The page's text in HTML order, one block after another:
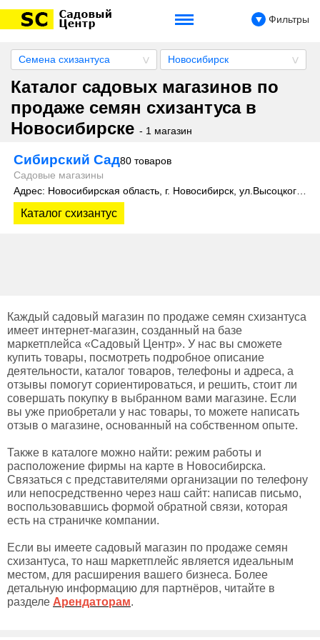
Фильтры
Семена схизантуса Новосибирск
Каталог садовых магазинов по
продаже семян схизантуса в
Новосибирске - 1 магазин
Сибирский Сад80 товаров
Садовые магазины
Каталог схизантус
Каждый садовый магазин по продаже семян схизантуса
имеет интернет-магазин, созданный на базе
маркетплейса «Садовый Центр». У нас вы сможете
купить товары, посмотреть подробное описание
деятельности, каталог товаров, телефоны и адреса, а
отзывы помогут сориентироваться, и решить, стоит ли
совершать покупку в выбранном вами магазине. Если
вы уже приобретали у нас товары, то можете написать
отзыв о магазине, основанный на собственном опыте.
Также в каталоге можно найти: режим работы и
расположение фирмы на карте в Новосибирска.
Связаться с представителями организации по телефону
или непосредственно через наш сайт: написав письмо,
воспользовавшись формой обратной связи, которая
есть на страничке компании.
Если вы имеете садовый магазин по продаже семян
схизантуса, то наш маркетплейс является идеальным
местом, для расширения вашего бизнеса. Более
детальную информацию для партнёров, читайте в
разделе Арендаторам.